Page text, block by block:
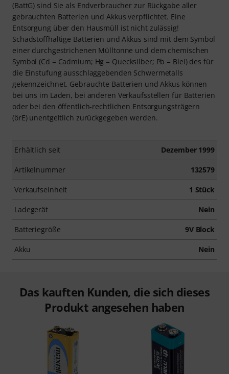
(BattG) sind Sie als Endverbraucher zur Rückgabe aller
gebrauchten Batterien und Akkus verpflichtet. Eine
Entsorgung über den Hausmüll ist nicht zulässig!
Schadstoffhaltige Batterien und Akkus sind mit dem Symbol
einer durchgestrichenen Mülltonne und dem chemischen
Symbol (Cd = Cadmium; Hg = Quecksilber; Pb = Blei) des für
die Einstufung ausschlaggebenden Schwermetalls
gekennzeichnet. Gebrauchte Batterien und Akkus können
bei uns im Laden, bei anderen Verkaufsstellen für Batterien
oder bei den öffentlich-rechtlichen Entsorgungsträgern
(örE) unentgeltlich zurückgegeben werden.
Erhältlich seit Dezember 1999
Artikelnummer 132579
Verkaufseinheit 1 Stück
Ladegerät Nein
Batteriegröße 9V Block
Akku Nein
Das kauften Kunden, die sich dieses
Produkt angesehen haben